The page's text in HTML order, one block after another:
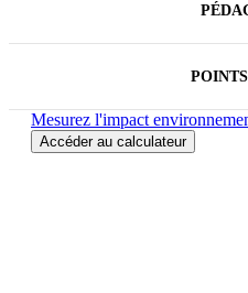
Mesurez l'impact
Accéder au calculateur